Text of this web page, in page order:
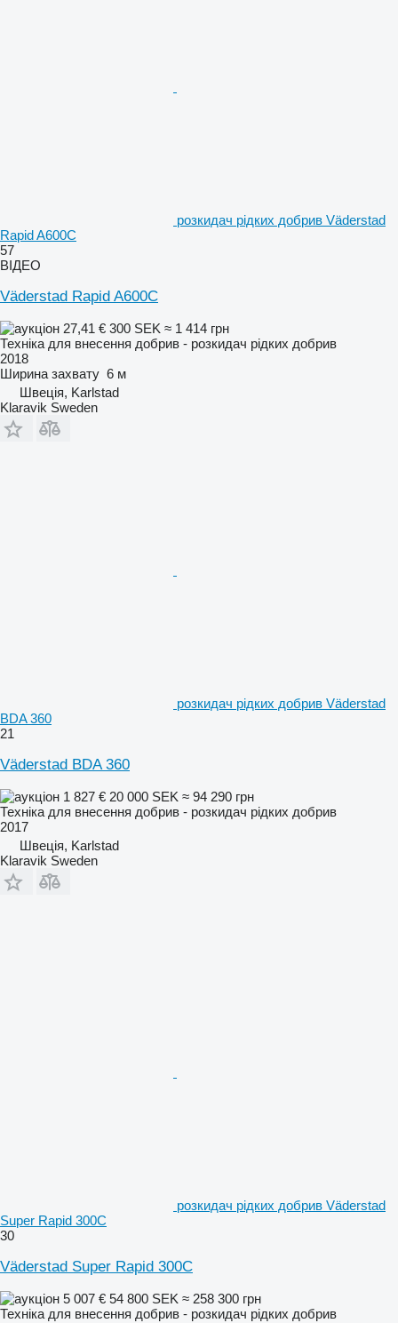
розкидач рідких добрив Väderstad
Rapid A600C
57
ВІДЕО
Väderstad Rapid A600C
27,41 € 300 SEK ≈ 1 414 грн
Техніка для внесення добрив - розкидач рідких добрив
2018
Ширина захвату 6 м
Швеція, Karlstad
Klaravik Sweden
розкидач рідких добрив Väderstad
BDA 360
21
Väderstad BDA 360
1 827 € 20 000 SEK ≈ 94 290 грн
Техніка для внесення добрив - розкидач рідких добрив
2017
Швеція, Karlstad
Klaravik Sweden
розкидач рідких добрив Väderstad
Super Rapid 300C
30
Väderstad Super Rapid 300C
5 007 € 54 800 SEK ≈ 258 300 грн
Техніка для внесення добрив - розкидач рідких добрив